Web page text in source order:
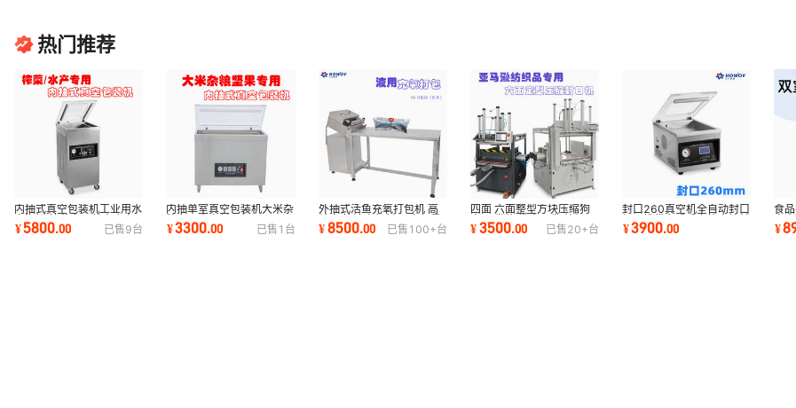
热门推荐
内抽式真空包装机工业用水
产海鲜 榨菜专用单室真空
封口机
¥5800.00 已售9台
内抽单室真空包装机大米杂
粮专用真空封口机
¥3300.00 已售 1 台
外抽式活鱼充氧打包机 高
效率 快速充氧封口 充氧量
可调塑封机
¥8500.00 已售 100+台
四面 六面整型方块压缩狗
窝 沙发垫 懒人沙发 纺织品
真空包装机
¥3500.00 已售20+台
封口260真空机全自动封口
机不挑袋台式手套箱内抽单
室真空包装机
¥3900.00
食
室
封
¥